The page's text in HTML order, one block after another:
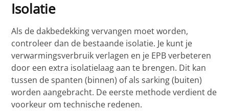
Isolatie
Als de dakbedekking vervangen moet worden,
controleer dan de bestaande isolatie. Je kunt je
verwarmingsverbruik verlagen en je EPB verbeteren
door een extra isolatielaag aan te brengen. Dit kan
tussen de spanten (binnen) of als sarking (buiten)
worden aangebracht. De eerste methode verdient de
voorkeur om technische redenen.